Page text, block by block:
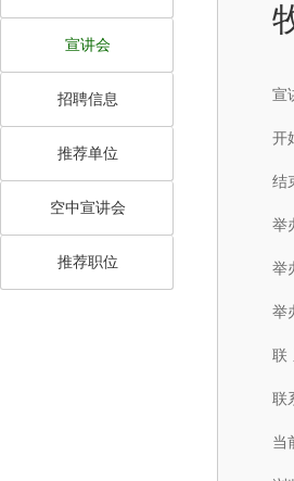
宣讲会
招聘信息
推荐单位
空中宣讲会
推荐职位
宣
开
结
举
举
举
联
联
当